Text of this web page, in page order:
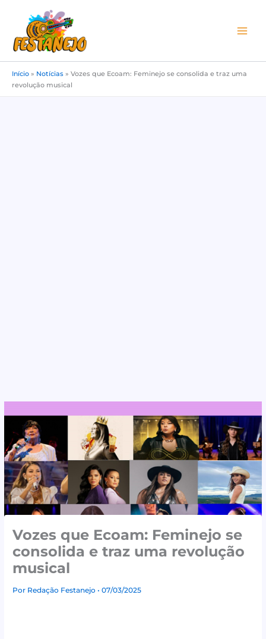
conteúdo
Início » Notícias » Vozes que Ecoam: Feminejo se consolida e traz uma
revolução musical
Vozes que Ecoam: Feminejo se
consolida e traz uma revolução
musical
Por Redação Festanejo• 07/03/2025